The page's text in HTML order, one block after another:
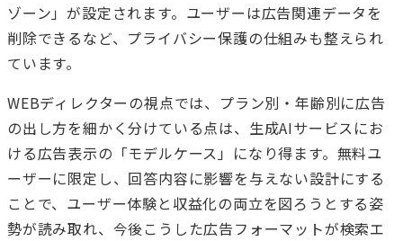
ゾーン」が設定されます。ユーザーは広告関連データを
削除できるなど、プライバシー保護の仕組みも整えられ
ています。
WEBディレクターの視点では、プラン別・年齢別に広告
の出し方を細かく分けている点は、生成AIサービスにお
ける広告表示の「モデルケース」になり得ます。無料ユ
ーザーに限定し、回答内容に影響を与えない設計にする
ことで、ユーザー体験と収益化の両立を図ろうとする姿
勢が読み取れ、今後こうした広告フォーマットが検索エ